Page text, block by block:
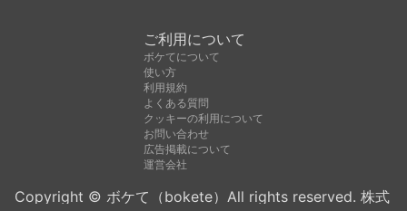
ご利用について
ボケてについて
使い方
利用規約
よくある質問
クッキーの利用について
お問い合わせ
広告掲載について
運営会社
Copyright © ボケて（bokete）All rights reserved. 株式